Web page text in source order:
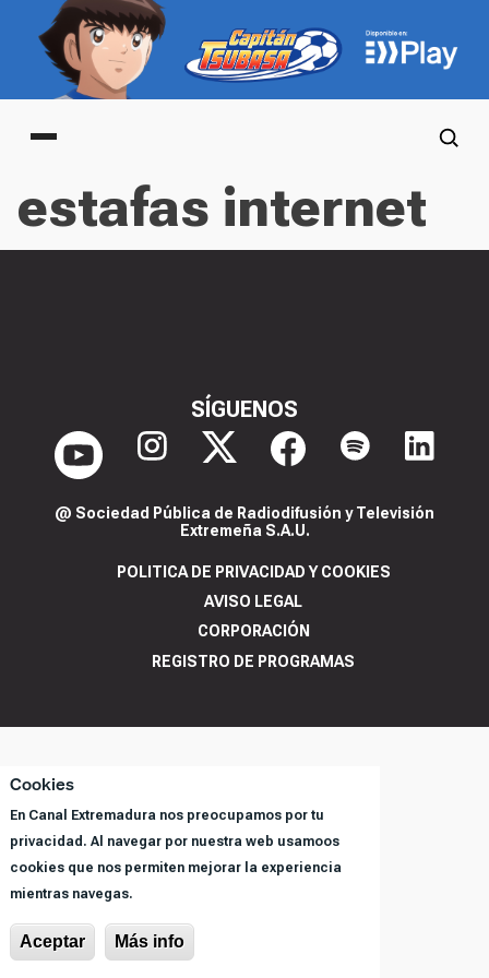
Cookies
En Canal Extremadura nos preocupamos por tu
privacidad. Al navegar por nuestra web usamoos
cookies que nos permiten mejorar la experiencia
mientras navegas.
Aceptar Más info
Main menu
estafas internet
SÍGUENOS
@ Sociedad Pública de Radiodifusión y Televisión
Extremeña S.A.U.
POLITICA DE PRIVACIDAD Y COOKIES
AVISO LEGAL
CORPORACIÓN
REGISTRO DE PROGRAMAS